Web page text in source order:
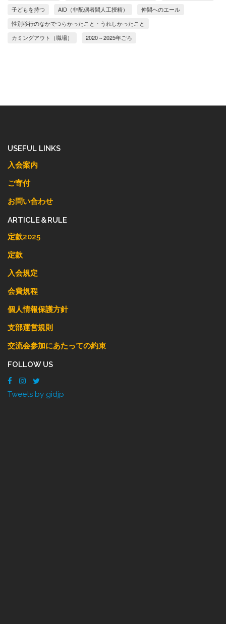
子どもを持つ
AID（非配偶者間人工授精）
仲間へのエール
性別移行のなかでつらかったこと・うれしかったこと
カミングアウト（職場）
2020～2025年ごろ
USEFUL LINKS
入会案内
ご寄付
お問い合わせ
ARTICLE＆RULE
定款2025
定款
入会規定
会費規程
個人情報保護方針
支部運営規則
交流会参加にあたっての約束
FOLLOW US
Tweets by gidjp